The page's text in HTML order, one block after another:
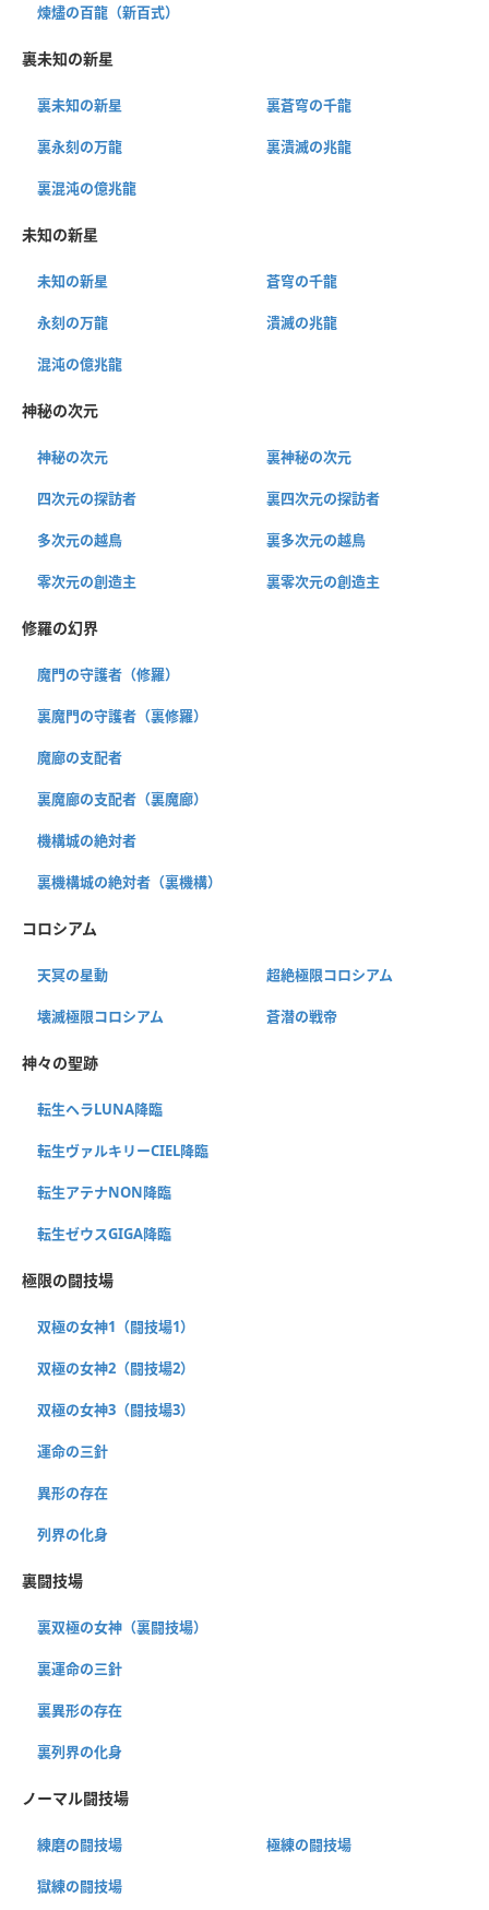
煉燼の百龍（新百式）
裏未知の新星
裏未知の新星 裏蒼穹の千龍
裏永刻の万龍 裏潰滅の兆龍
裏混沌の億兆龍
未知の新星
未知の新星 蒼穹の千龍
永刻の万龍 潰滅の兆龍
混沌の億兆龍
神秘の次元
神秘の次元 裏神秘の次元
四次元の探訪者 裏四次元の探訪者
多次元の越鳥 裏多次元の越鳥
零次元の創造主 裏零次元の創造主
修羅の幻界
魔門の守護者（修羅）
裏魔門の守護者（裏修羅）
魔廊の支配者
裏魔廊の支配者（裏魔廊）
機構城の絶対者
裏機構城の絶対者（裏機構）
コロシアム
天冥の星動 超絶極限コロシアム
壊滅極限コロシアム 蒼潜の戦帝
神々の聖跡
転生ヘラLUNA降臨
転生ヴァルキリーCIEL降臨
転生アテナNON降臨
転生ゼウスGIGA降臨
極限の闘技場
双極の女神1（闘技場1）
双極の女神2（闘技場2）
双極の女神3（闘技場3）
運命の三針
異形の存在
列界の化身
裏闘技場
裏双極の女神（裏闘技場）
裏運命の三針
裏異形の存在
裏列界の化身
ノーマル闘技場
練磨の闘技場 極練の闘技場
獄練の闘技場